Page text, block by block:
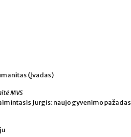
(Įvadas)
MVS
Jurgis: naujo gyvenimo pažadas